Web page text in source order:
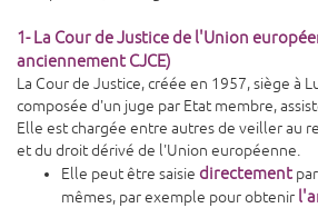
1- La Cour de Justice de l'Union
anciennement CJCE)
La Cour de Justice, créée en 1957, siège à
composée d'un juge par Etat membre,
Elle est chargée entre autres de veiller au
et du droit dérivé de l'Union européenne.
Elle peut être saisie directement
mêmes, par exemple pour obtenir